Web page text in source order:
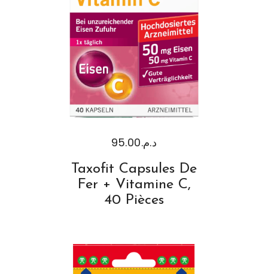
د.م.95.00
Taxofit Capsules De
Fer + Vitamine C,
40 Pièces